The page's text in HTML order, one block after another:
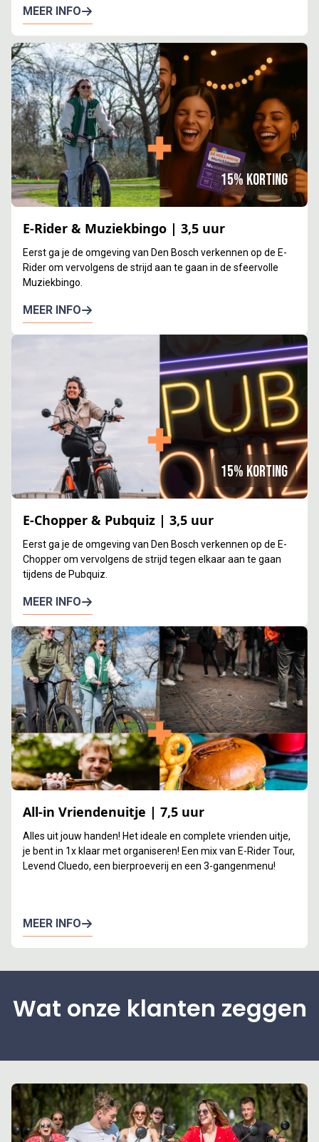
MEER INFO
15% korting
E-Rider & Muziekbingo | 3,5 uur
Eerst ga je de omgeving van Den Bosch verkennen op de E-
Rider om vervolgens de strijd aan te gaan in de sfeervolle
Muziekbingo.
MEER INFO
15% korting
E-Chopper & Pubquiz | 3,5 uur
Eerst ga je de omgeving van Den Bosch verkennen op de E-
Chopper om vervolgens de strijd tegen elkaar aan te gaan
tijdens de Pubquiz.
MEER INFO
All-in Vriendenuitje | 7,5 uur
Alles uit jouw handen! Het ideale en complete vrienden uitje,
je bent in 1x klaar met organiseren! Een mix van E-Rider Tour,
Levend Cluedo, een bierproeverij en een 3-gangenmenu!
MEER INFO
Wat onze klanten zeggen